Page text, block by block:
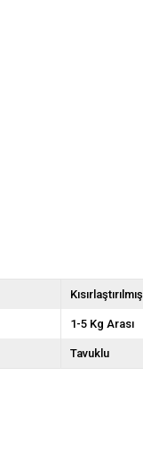
Kısırlaştırılmış
1-5 Kg Arası
Tavuklu